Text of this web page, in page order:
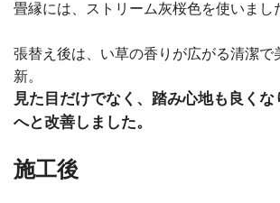
畳縁には、ストリーム灰桜色を使いまし
張替え後は、い草の香りが広がる清潔で
新。
見た目だけでなく、踏み心地も良く
へと改善しました。
施工後